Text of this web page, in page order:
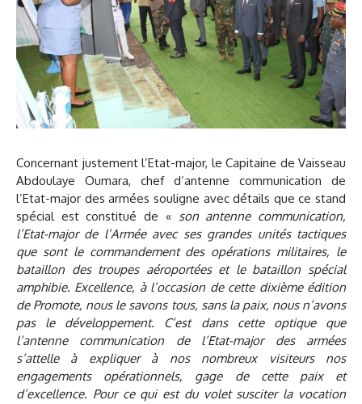
Concernant justement l’Etat-major, le Capitaine de Vaisseau
Abdoulaye Oumara, chef d’antenne communication de
l’Etat-major des armées souligne avec détails que ce stand
spécial est constitué de « son antenne communication,
l’Etat-major de l’Armée avec ses grandes unités tactiques
que sont le commandement des opérations militaires, le
bataillon des troupes aéroportées et le bataillon spécial
amphibie. Excellence, à l’occasion de cette dixième édition
de Promote, nous le savons tous, sans la paix, nous n’avons
pas le développement. C’est dans cette optique que
l’antenne communication de l’Etat-major des armées
s’attelle à expliquer à nos nombreux visiteurs nos
engagements opérationnels, gage de cette paix et
d’excellence. Pour ce qui est du volet susciter la vocation